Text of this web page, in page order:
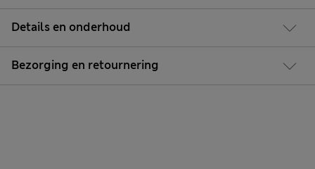
Details en onderhoud
Bezorging en retournering